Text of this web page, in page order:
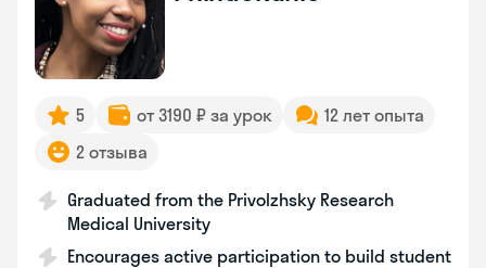
5 от 3190 ₽ за урок
12 лет опыта
2 отзыва
Graduated from the Privolzhsky Research
Medical University
Encourages active participation to build student